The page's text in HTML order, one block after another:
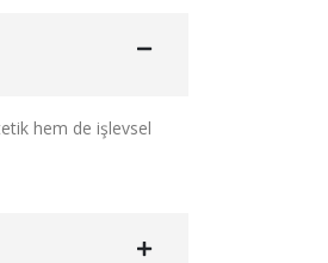
hem de işlevsel